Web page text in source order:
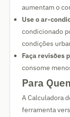
aumentam o
Use o ar-
condicionado
condições
Faça revisões
consome
Para
A Calculadora
ferramenta